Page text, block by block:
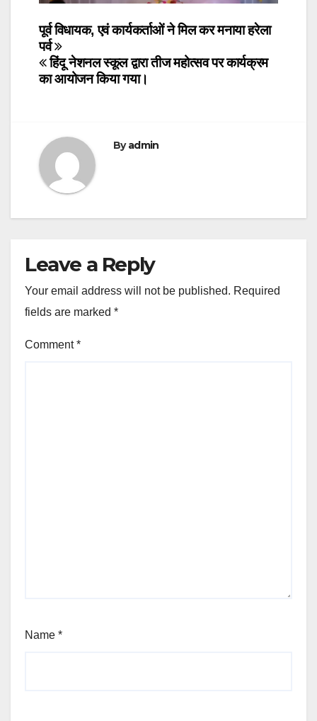
Post
navigation
पूर्व विधायक, एवं कार्यकर्ताओं ने मिल कर मनाया हरेला
पर्व
हिंदू नेशनल स्कूल द्वारा तीज महोत्सव पर कार्यक्रम
का आयोजन किया गया।
Byadmin
Leave a Reply
Your email address will not be published. Required
fields are marked *
Comment*
Name *